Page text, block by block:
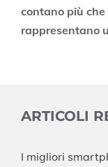
contano più
rappresentano
ARTICOLI
I migliori